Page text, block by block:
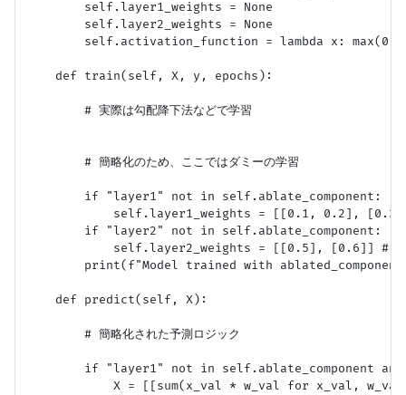
        self.layer1_weights = None
        self.layer2_weights = None
self.activation_function = lambda x: max(0,
    def train(self, X, y, epochs):
        # 実際は勾配降下法などで学習
        # 簡略化のため、ここではダミーの学習
        if "layer1" not in self.ablate_component:
self.layer1_weights = [[0.1, 0.2], [0.3,
        if "layer2" not in self.ablate_component:
self.layer2_weights = [[0.5], [0.6]] # ダ
print(f"Model trained with
    def predict(self, X):
        # 簡略化された予測ロジック
if "layer1" not in self.ablate_component
X = [[sum(x_val * w_val for x_val,